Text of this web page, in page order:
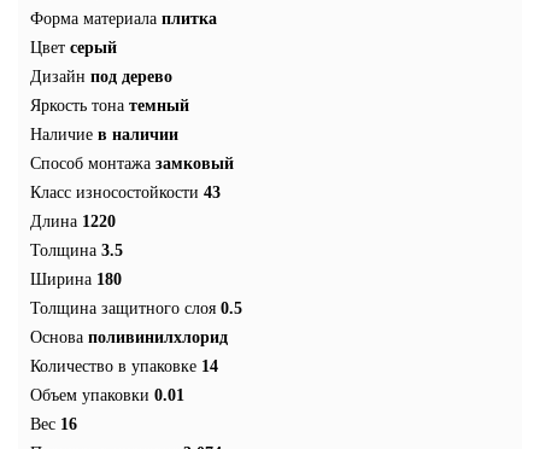
Форма материала плитка
Цвет серый
Дизайн под дерево
Яркость тона темный
Наличие в наличии
Способ монтажа замковый
Класс износостойкости 43
Длина 1220
Толщина 3.5
Ширина 180
Толщина защитного слоя 0.5
Основа поливинилхлорид
Количество в упаковке 14
Объем упаковки 0.01
Вес 16